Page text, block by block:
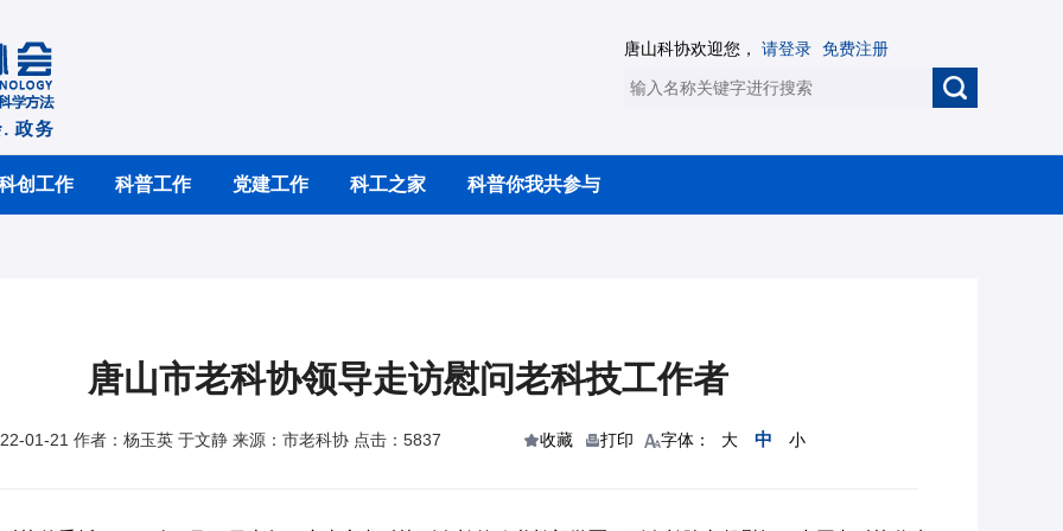
唐山科协欢迎您， 请登录 免费注册
创工作 科普工作 党建工作 科工之家 科普你我共参与
唐山市老科协领导走访慰问老科技工作者
01-21 作者：杨玉英 于文静 来源：市老科协 点击：5837 收藏 打印 字体： 大 中 小